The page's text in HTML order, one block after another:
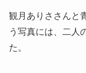
観月ありささんと
う写真には、二人
た。